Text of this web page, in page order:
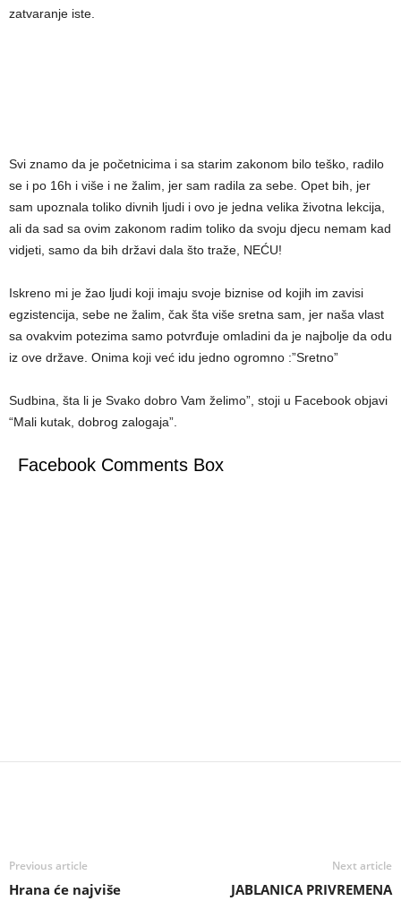
zatvaranje iste.
Svi znamo da je početnicima i sa starim zakonom bilo teško, radilo
se i po 16h i više i ne žalim, jer sam radila za sebe. Opet bih, jer
sam upoznala toliko divnih ljudi i ovo je jedna velika životna lekcija,
ali da sad sa ovim zakonom radim toliko da svoju djecu nemam kad
vidjeti, samo da bih državi dala što traže, NEĆU!
Iskreno mi je žao ljudi koji imaju svoje biznise od kojih im zavisi
egzistencija, sebe ne žalim, čak šta više sretna sam, jer naša vlast
sa ovakvim potezima samo potvrđuje omladini da je najbolje da odu
iz ove države. Onima koji već idu jedno ogromno :”Sretno”
Sudbina, šta li je Svako dobro Vam želimo”, stoji u Facebook objavi
“Mali kutak, dobrog zalogaja”.
Facebook Comments Box
Previous article
Hrana će najviše
Next article
JABLANICA PRIVREMENA